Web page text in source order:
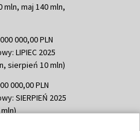
maj 140 mln,
000,00 PLN
LIPIEC 2025
sierpień 10 mln)
000,00 PLN
SIERPIEŃ 2025